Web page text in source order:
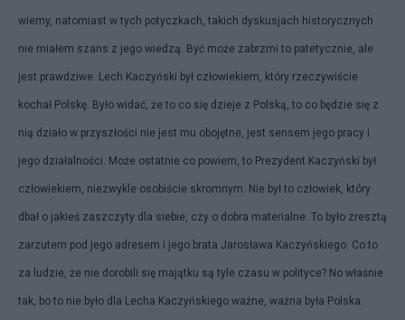
wiemy, natomiast w tych potyczkach, takich dyskusjach historycznych
nie miałem szans z jego wiedzą. Być może zabrzmi to patetycznie, ale
jest prawdziwe. Lech Kaczyński był człowiekiem, który rzeczywiście
kochał Polskę. Było widać, że to co się dzieje z Polską, to co będzie się z
nią działo w przyszłości nie jest mu obojętne, jest sensem jego pracy i
jego działalności. Może ostatnie co powiem, to Prezydent Kaczyński był
człowiekiem, niezwykle osobiście skromnym. Nie był to człowiek, który
dbał o jakieś zaszczyty dla siebie, czy o dobra materialne. To było zresztą
zarzutem pod jego adresem i jego brata Jarosława Kaczyńskiego. Co to
za ludzie, że nie dorobili się majątku są tyle czasu w polityce? No właśnie
tak, bo to nie było dla Lecha Kaczyńskiego ważne, ważna była Polska.